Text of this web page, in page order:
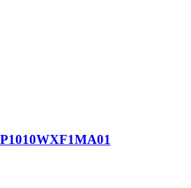
P1010WXF1MA01